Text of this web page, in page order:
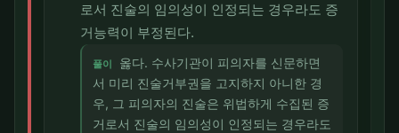
로서 진술의 임의성이 인정되는 경우라도 증
거능력이 부정된다.
풀이
옳다. 수사기관이 피의자를 신문하면
서 미리 진술거부권을 고지하지 아니한 경
우, 그 피의자의 진술은 위법하게 수집된 증
거로서 진술의 임의성이 인정되는 경우라도